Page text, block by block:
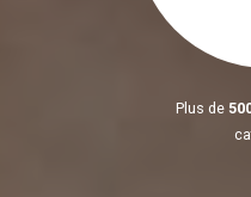
Plus de